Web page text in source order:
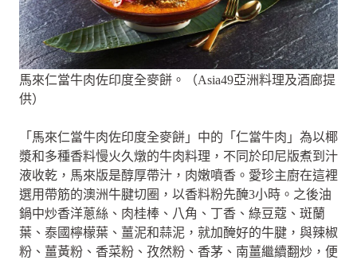
馬來仁當牛肉佐印度全麥餅。（Asia49亞洲料理及酒廊提
供）
「馬來仁當牛肉佐印度全麥餅」中的「仁當牛肉」為以椰
漿和多種香料慢火久燉的牛肉料理，不同於印尼版煮到汁
液收乾，馬來版是醇厚帶汁，肉嫩噴香。愛珍主廚在這裡
選用帶筋的澳洲牛腱切圈，以香料粉先醃3小時。之後油
鍋中炒香洋蔥絲、肉桂棒、八角、丁香、綠豆蔻、斑蘭
葉、泰國檸檬葉、薑泥和蒜泥，就加醃好的牛腱，與辣椒
粉、薑黃粉、香菜粉、孜然粉、香茅、南薑繼續翻炒，便